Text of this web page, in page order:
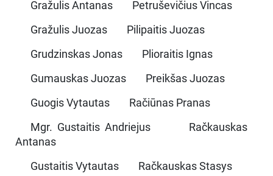
Gražulis Antanas Petruševičius Vincas
Gražulis Juozas Pilipaitis Juozas
Grudzinskas Jonas Plioraitis Ignas
Gumauskas Juozas Preikšas Juozas
Guogis Vytautas Račiūnas Pranas
Mgr. Gustaitis Andriejus Račkauskas
Antanas
Gustaitis Vytautas Račkauskas Stasys